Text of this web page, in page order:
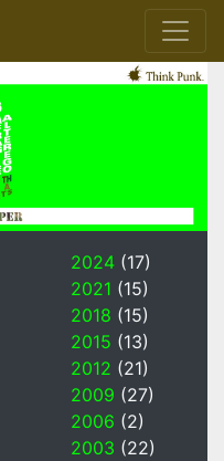
2024(17)
2021 (15)
2018 (15)
2015 (13)
2012 (21)
2009 (27)
2006 (2)
2003 (22)